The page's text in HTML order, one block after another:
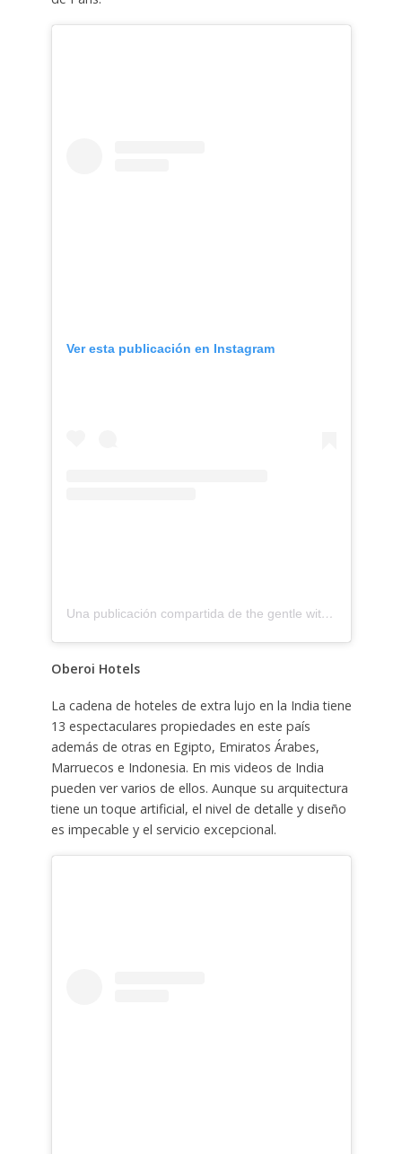
Ver esta publicación en Instagram
Una publicación compartida de the gentle witch (@thegentlewitch)
Oberoi Hotels
La cadena de hoteles de extra lujo en la India tiene
13 espectaculares propiedades en este país
además de otras en Egipto, Emiratos Árabes,
Marruecos e Indonesia. En mis videos de India
pueden ver varios de ellos. Aunque su arquitectura
tiene un toque artificial, el nivel de detalle y diseño
es impecable y el servicio excepcional.